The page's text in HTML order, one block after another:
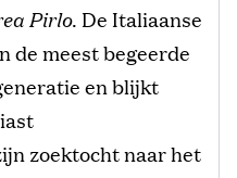
Pirlo. De Italiaanse
de meest begeerde
en blijkt
zoektocht naar het